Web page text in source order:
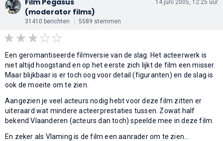
(moderator films)
31410 berichten 5589 stemmen
14 juni 2005, 12:25 uur
Een geromantiseerde filmversie van de slag. Het acteerwerk is
niet altijd hoogstand en op het eerste zich lijkt de film een misser.
Maar blijkbaar is er toch oog voor detail (figuranten) en de slag is
ook de moeite om te zien.
Aangezien je veel acteurs nodig hebt voor deze film zitten er
uiteraard wat mindere acteerprestaties tussen. Zowat half
bekend Vlaanderen (acteurs dan toch) speelde mee in deze film.
En zeker als Vlaming is de film een aanrader om te zien...